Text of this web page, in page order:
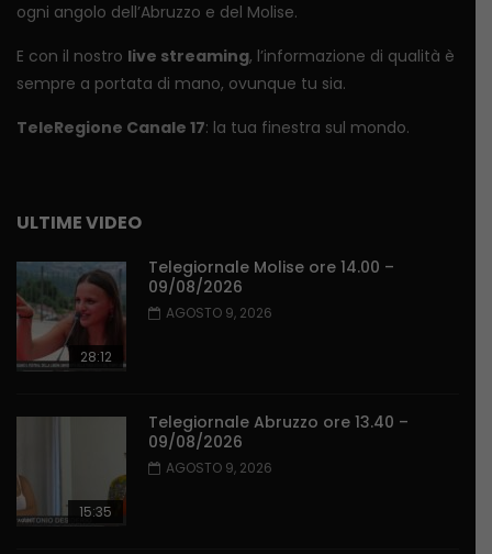
ogni angolo dell’Abruzzo e del Molise.
E con il nostro live streaming, l’informazione di qualità è
sempre a portata di mano, ovunque tu sia.
TeleRegione Canale 17: la tua finestra sul mondo.
ULTIME VIDEO
28:12
Telegiornale Molise ore 14.00 –
09/08/2026
AGOSTO 9, 2026
15:35
Telegiornale Abruzzo ore 13.40 –
09/08/2026
AGOSTO 9, 2026